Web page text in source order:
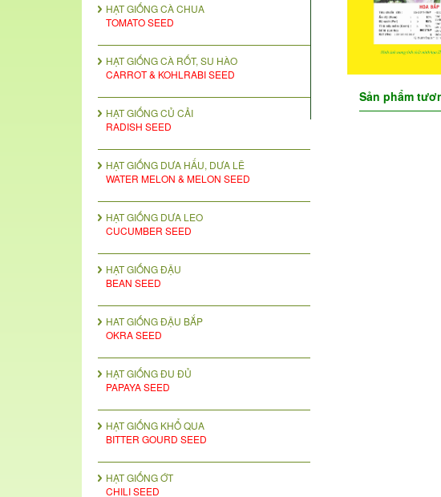
HẠT GIỐNG CÀ CHUA
TOMATO SEED
HẠT GIỐNG CÀ RỐT, SU HÀO
CARROT & KOHLRABI SEED
HẠT GIỐNG CỦ CẢI
RADISH SEED
HẠT GIỐNG DƯA HẤU, DƯA LÊ
WATER MELON & MELON SEED
HẠT GIỐNG DƯA LEO
CUCUMBER SEED
HẠT GIỐNG ĐẬU
BEAN SEED
HAT GIỐNG ĐẬU BẮP
OKRA SEED
HẠT GIỐNG ĐU ĐỦ
PAPAYA SEED
HẠT GIỐNG KHỔ QUA
BITTER GOURD SEED
HẠT GIỐNG ỚT
CHILI SEED
Sản phẩm